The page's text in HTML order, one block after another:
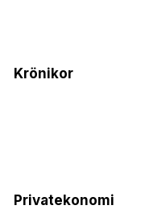
Krönikor
Privatekonomi